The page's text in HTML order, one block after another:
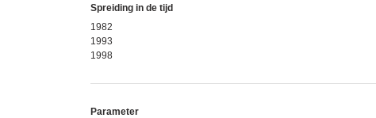
Spreiding in de tijd
1982
1993
1998
Parameter